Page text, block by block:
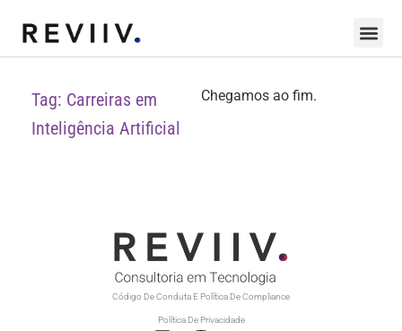
Tag: Carreiras em
Inteligência Artificial
Chegamos ao fim.
Código De Conduta E Política De Compliance
Política De Privacidade